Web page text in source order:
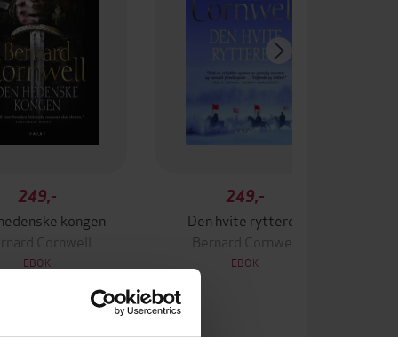
249,-
kongen
Cornwell
EBOK
249,-
Den hvite rytteren
Bernard Cornwell
EBOK